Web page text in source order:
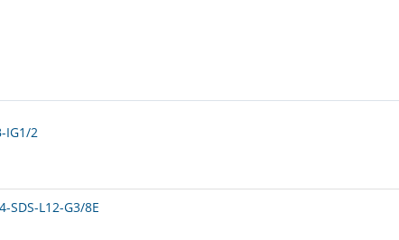
IG1/2
L12-G3/8E